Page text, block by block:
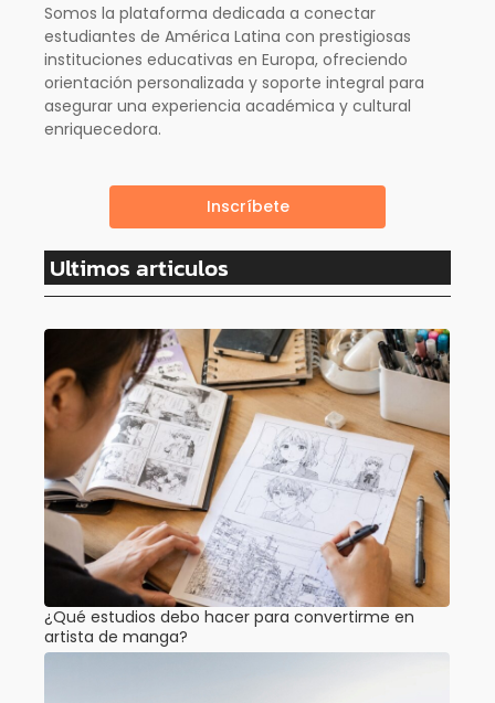
Somos la plataforma dedicada a conectar
estudiantes de América Latina con prestigiosas
instituciones educativas en Europa, ofreciendo
orientación personalizada y soporte integral para
asegurar una experiencia académica y cultural
enriquecedora.
Inscríbete
Ultimos articulos
¿Qué estudios debo hacer para convertirme en
artista de manga?